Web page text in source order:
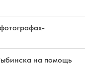
на помощь